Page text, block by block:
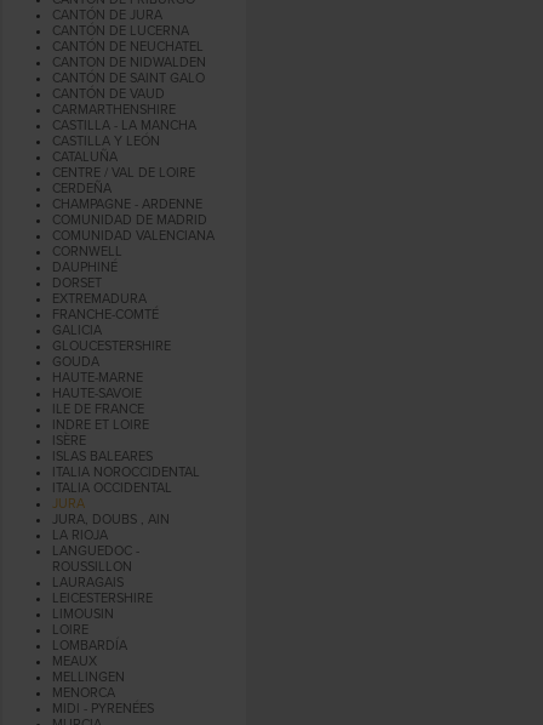
CANTÓN DE JURA
CANTÓN DE LUCERNA
CANTÓN DE NEUCHATEL
CANTON DE NIDWALDEN
CANTÓN DE SAINT GALO
CANTÓN DE VAUD
CARMARTHENSHIRE
CASTILLA - LA MANCHA
CASTILLA Y LEÓN
CATALUÑA
CENTRE / VAL DE LOIRE
CERDEÑA
CHAMPAGNE - ARDENNE
COMUNIDAD DE MADRID
COMUNIDAD VALENCIANA
CORNWELL
DAUPHINÉ
DORSET
EXTREMADURA
FRANCHE-COMTÉ
GALICIA
GLOUCESTERSHIRE
GOUDA
HAUTE-MARNE
HAUTE-SAVOIE
ILE DE FRANCE
INDRE ET LOIRE
ISÈRE
ISLAS BALEARES
ITALIA NOROCCIDENTAL
ITALIA OCCIDENTAL
JURA
JURA, DOUBS , AIN
LA RIOJA
LANGUEDOC -
ROUSSILLON
LAURAGAIS
LEICESTERSHIRE
LIMOUSIN
LOIRE
LOMBARDÍA
MEAUX
MELLINGEN
MENORCA
MIDI - PYRENÉES